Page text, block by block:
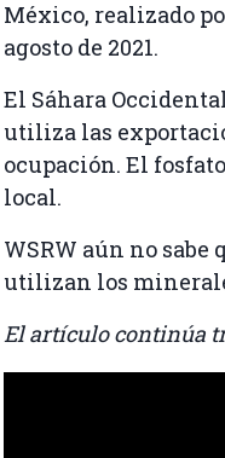
México, realizado
agosto de 2021.
El Sáhara
utiliza las
ocupación. El
local.
WSRW aún no
utilizan los
El artículo continúa